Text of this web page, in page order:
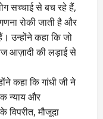
सच्चाई से बच रहे हैं,
रोकी जाती है और
उन्होंने कहा कि जो
आज़ादी की लड़ाई से
कहा कि गांधी जी ने
न्याय और
विपरीत, मौजूदा